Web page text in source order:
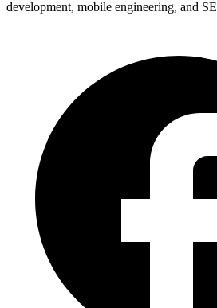
development, mobile engineering, and